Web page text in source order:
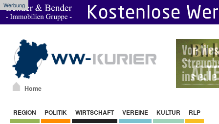
Werbung
Home
REGION POLITIK WIRTSCHAFT VEREINE KULTUR RLP